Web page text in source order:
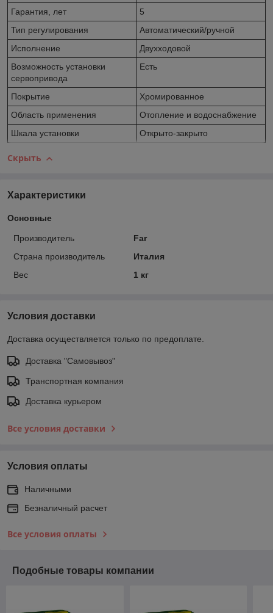
Гарантия, лет
5
Тип регулирования
Автоматический/ручной
Исполнение
Двухходовой
Возможность установки
сервопривода
Есть
Покрытие
Хромированное
Область применения
Отопление и водоснабжение
Шкала установки
Открыто-закрыто
Скрыть
Характеристики
Основные
Производитель
Far
Страна производитель
Италия
Вес
1 кг
Условия доставки
Доставка осуществляется только по предоплате.
Доставка "Самовывоз"
Транспортная компания
Доставка курьером
Все условия доставки
Условия оплаты
Наличными
Безналичный расчет
Все условия оплаты
Подобные товары компании